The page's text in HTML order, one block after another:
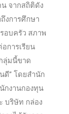
จากสถิติดัง
งการศึกษา
อบครัว สภาพ
การเรียน
ลุ่มนี้ขาด
ดี” โดยสำนัก
กงานกองทุน
บริษัท กล่อง